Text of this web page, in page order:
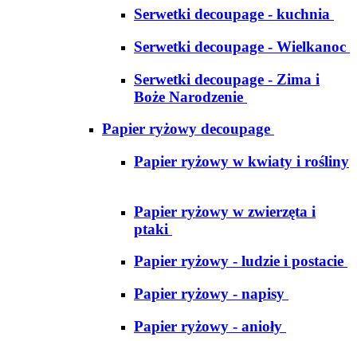
Serwetki decoupage - kuchnia
Serwetki decoupage - Wielkanoc
Serwetki decoupage - Zima i
Boże Narodzenie
Papier ryżowy decoupage
Papier ryżowy w kwiaty i rośliny
Papier ryżowy w zwierzęta i
ptaki
Papier ryżowy - ludzie i postacie
Papier ryżowy - napisy
Papier ryżowy - anioły